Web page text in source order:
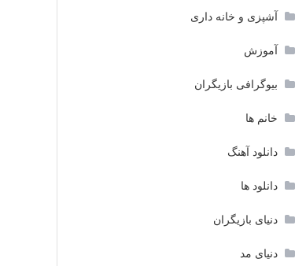
آشپزی و خانه داری
آموزش
بیوگرافی بازیگران
خانم ها
دانلود آهنگ
دانلود ها
دنیای بازیگران
دنیای مد